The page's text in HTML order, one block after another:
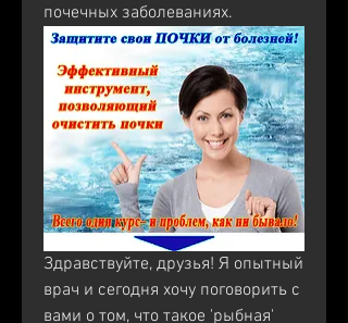
почечных заболеваниях.
Здравствуйте, друзья! Я опытный
врач и сегодня хочу поговорить с
вами о том, что такое 'рыбная'